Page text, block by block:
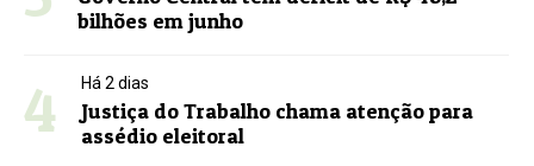
bilhões em junho
4 Há 2 dias
Justiça do Trabalho chama atenção para
assédio eleitoral